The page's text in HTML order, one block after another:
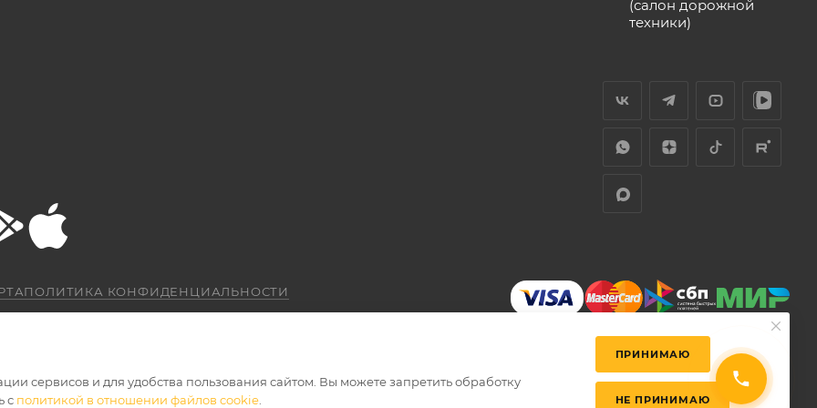
(салон дорожной
техники)
ПОЛИТИКА КОНФИДЕНЦИАЛЬНОСТИ
сервисов и для удобства пользования сайтом. Вы можете запретить обработку
с политикой в отношении файлов cookie
ПРИНИМАЮ
НЕ ПРИНИМАЮ